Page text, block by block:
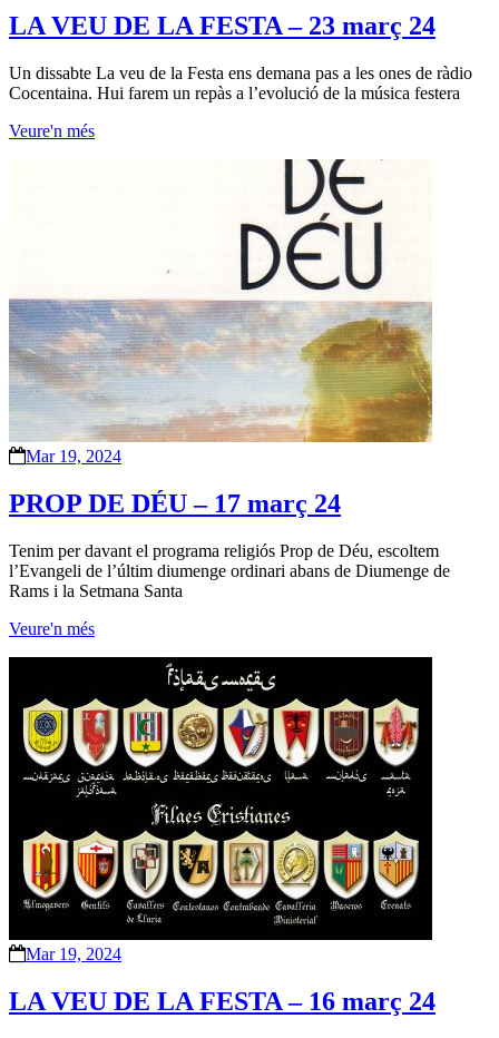
LA VEU DE LA FESTA – 23 març 24
Un dissabte La veu de la Festa ens demana pas a les ones de ràdio
Cocentaina. Hui farem un repàs a l’evolució de la música festera
Veure'n més
Mar 19, 2024
PROP DE DÉU – 17 març 24
Tenim per davant el programa religiós Prop de Déu, escoltem
l’Evangeli de l’últim diumenge ordinari abans de Diumenge de
Rams i la Setmana Santa
Veure'n més
Mar 19, 2024
LA VEU DE LA FESTA – 16 març 24